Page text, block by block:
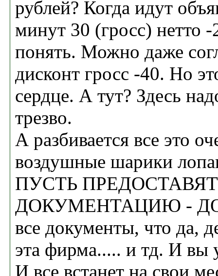
рублей? Когда идут
минут 30 (гросс) нетто
понять. Можно даже
дисконт гросс -40. Но
сердце. А тут? Здесь
трезво.
А разбивается все это
воздушные шарики
ПУСТЬ ПРЕДОСТАВЯТ
ДОКУМЕНТАЦИЮ -
все документы, что да,
эта фирма..... и тд. И вы
И все встанет на свои